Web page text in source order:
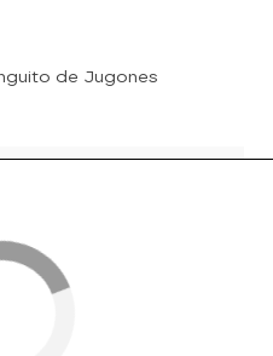
de Jugones